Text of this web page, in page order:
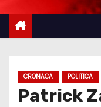
CRONACA POLITICA
Patrick